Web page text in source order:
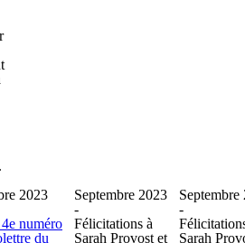
2023
numéro
du
Septembre 2023
-
Félicitations à
Sarah Provost et
Septembre
-
Sarah